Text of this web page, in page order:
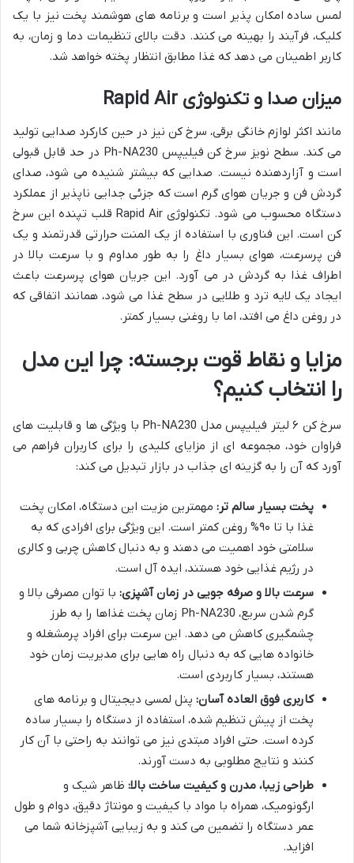
لمس ساده امکان پذیر است و برنامه های هوشمند پخت نیز با یک
کلیک، فرآیند را بهینه می کنند. دقت بالای تنظیمات دما و زمان، به
کاربر اطمینان می دهد که غذا مطابق انتظار پخته خواهد شد.
میزان صدا و تکنولوژی Rapid Air
مانند اکثر لوازم خانگی برقی، سرخ کن نیز در حین کارکرد صدایی تولید
می کند. سطح نویز سرخ کن فیلیپس Ph-NA230 در حد قابل قبولی
است و آزاردهنده نیست. صدایی که بیشتر شنیده می شود، صدای
گردش فن و جریان هوای گرم است که جزئی جدایی ناپذیر از عملکرد
دستگاه محسوب می شود. تکنولوژی Rapid Air قلب تپنده این سرخ
کن است. این فناوری با استفاده از یک المنت حرارتی قدرتمند و یک
فن پرسرعت، هوای بسیار داغ را به طور مداوم و با سرعت بالا در
اطراف غذا به گردش در می آورد. این جریان هوای پرسرعت باعث
ایجاد یک لایه ترد و طلایی در سطح غذا می شود، همانند اتفاقی که
در روغن داغ می افتد، اما با روغنی بسیار کمتر.
مزایا و نقاط قوت برجسته: چرا این مدل
را انتخاب کنیم؟
سرخ کن ۶ لیتر فیلیپس مدل Ph-NA230 با ویژگی ها و قابلیت های
فراوان خود، مجموعه ای از مزایای کلیدی را برای کاربران فراهم می
آورد که آن را به گزینه ای جذاب در بازار تبدیل می کند:
پخت بسیار سالم تر: مهمترین مزیت این دستگاه، امکان پخت
غذا با تا ۹۰% روغن کمتر است. این ویژگی برای افرادی که به
سلامتی خود اهمیت می دهند و به دنبال کاهش چربی و کالری
در رژیم غذایی خود هستند، ایده آل است.
سرعت بالا و صرفه جویی در زمان آشپزی: با توان مصرفی بالا و
گرم شدن سریع، Ph-NA230 زمان پخت غذاها را به طرز
چشمگیری کاهش می دهد. این سرعت برای افراد پرمشغله و
خانواده هایی که به دنبال راه هایی برای مدیریت زمان خود
هستند، بسیار کاربردی است.
کاربری فوق العاده آسان: پنل لمسی دیجیتال و برنامه های
پخت از پیش تنظیم شده، استفاده از دستگاه را بسیار ساده
کرده است. حتی افراد مبتدی نیز می توانند به راحتی با آن کار
کنند و نتایج مطلوبی به دست آورند.
طراحی زیبا، مدرن و کیفیت ساخت بالا: ظاهر شیک و
ارگونومیک، همراه با مواد با کیفیت و مونتاژ دقیق، دوام و طول
عمر دستگاه را تضمین می کند و به زیبایی آشپزخانه شما می
افزاید.